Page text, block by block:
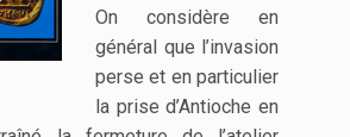
On considère en
général que l’invasion
perse et en particulier
la prise d’Antioche en